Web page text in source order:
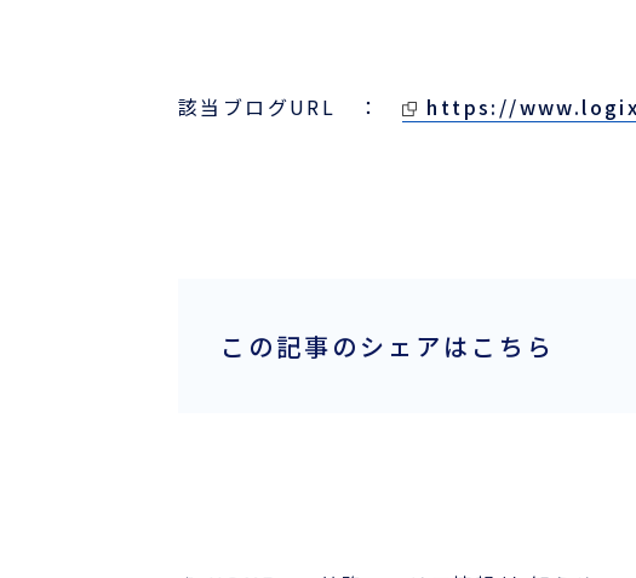
よくあるご質問
企業情報
該当ブログURL ： https://
この記事のシェアはこちら